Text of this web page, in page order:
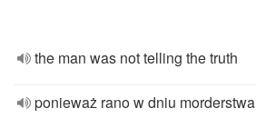
the man was not telling the truth
ponieważ rano w dniu morderstwa